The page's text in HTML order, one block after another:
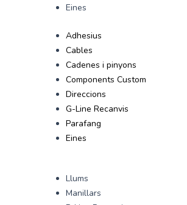
Eines
Adhesius
Cables
Cadenes i pinyons
Components Custom
Direccions
G-Line Recanvis
Parafang
Eines
Llums
Manillars